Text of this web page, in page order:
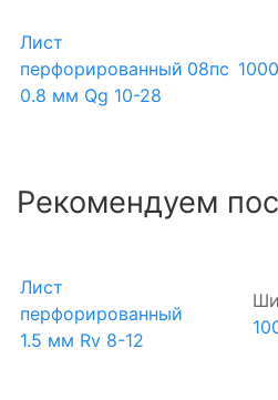
Лист
перфорированный
0.8 мм Qg 10-28
08пс 1000
Рекомендуем
Лист
перфорированный
1.5 мм Rv 8-12